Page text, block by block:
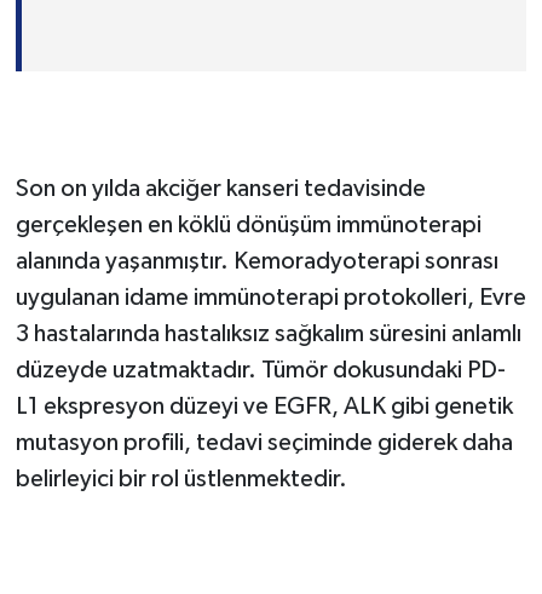
Son on yılda akciğer kanseri tedavisinde
gerçekleşen en köklü dönüşüm immünoterapi
alanında yaşanmıştır. Kemoradyoterapi sonrası
uygulanan idame immünoterapi protokolleri, Evre
3 hastalarında hastalıksız sağkalım süresini anlamlı
düzeyde uzatmaktadır. Tümör dokusundaki PD-
L1 ekspresyon düzeyi ve EGFR, ALK gibi genetik
mutasyon profili, tedavi seçiminde giderek daha
belirleyici bir rol üstlenmektedir.